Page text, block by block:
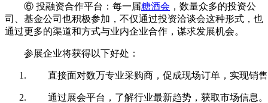
⑥ 投融资合作平台：每一届糖酒会 ，数量众多的投资公
司、基金公司也积极参加，不仅通过投资洽谈会这种形式，也
通过更多的渠道和方式与业内企业合作，谋求发展机会。
参展企业将获得以下好处：
直接面对数万专业采购商，促成现场订单，实现销
通过展会平台，了解行业最新趋势，获取市场信息。